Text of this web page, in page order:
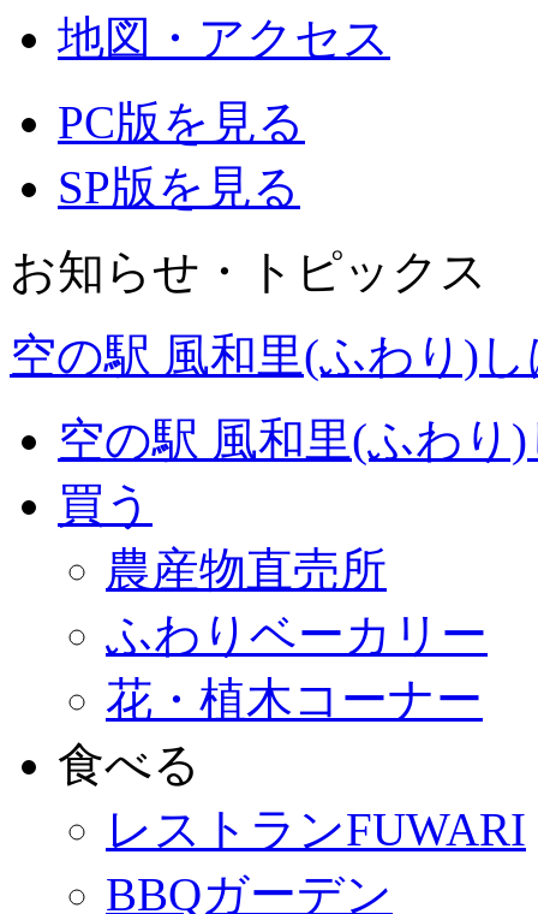
地図・アクセス
PC版を見る
SP版を見る
お知らせ・トピックス
空の駅 風和里(ふわり)
空の駅 風和里(ふわり
買う
農産物直売所
ふわりベーカリー
花・植木コーナー
食べる
レストランFUWARI
BBQガーデン